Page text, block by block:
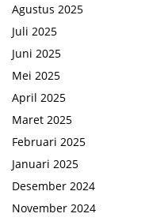
Agustus 2025
Juli 2025
Juni 2025
Mei 2025
April 2025
Maret 2025
Februari 2025
Januari 2025
Desember 2024
November 2024